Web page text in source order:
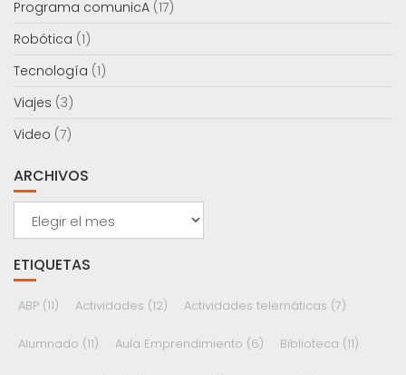
Programa comunicA (17)
Robótica (1)
Tecnología (1)
Viajes (3)
Video (7)
ARCHIVOS
Archivos
ETIQUETAS
ABP (11) Actividades (12) Actividades telemáticas (7)
Alumnado (11) Aula Emprendimiento (6) Biblioteca (11)